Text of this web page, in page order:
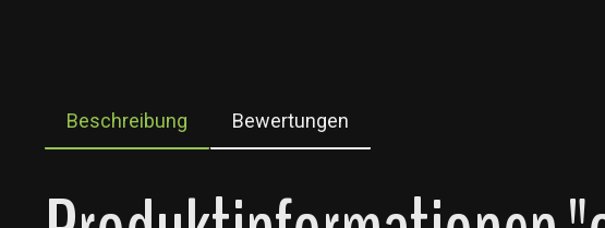
Beschreibung Bewertungen